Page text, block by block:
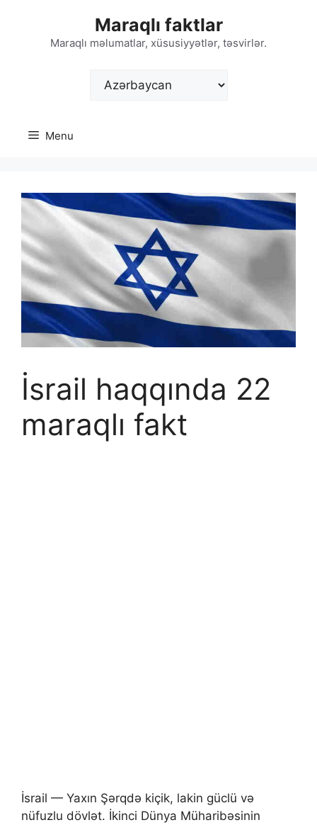
Maraqlı faktlar
Maraqlı məlumatlar, xüsusiyyətlər, təsvirlər.
Choose
Menu
İsrail haqqında 22
maraqlı fakt
İsrail — Yaxın Şərqdə kiçik, lakin güclü və
nüfuzlu dövlət. İkinci Dünya Müharibəsinin